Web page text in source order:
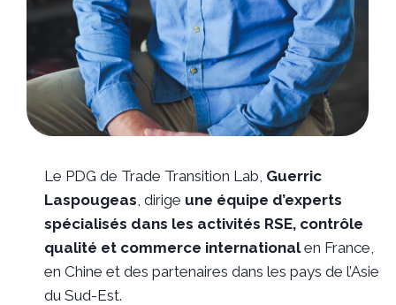
Le PDG de Trade Transition Lab, Guerric
Laspougeas , dirige une équipe d’experts
spécialisés dans les activités RSE, contrôle
qualité et commerce internationalen France,
en Chine et des partenaires dans les pays de l’Asie
du Sud-Est.